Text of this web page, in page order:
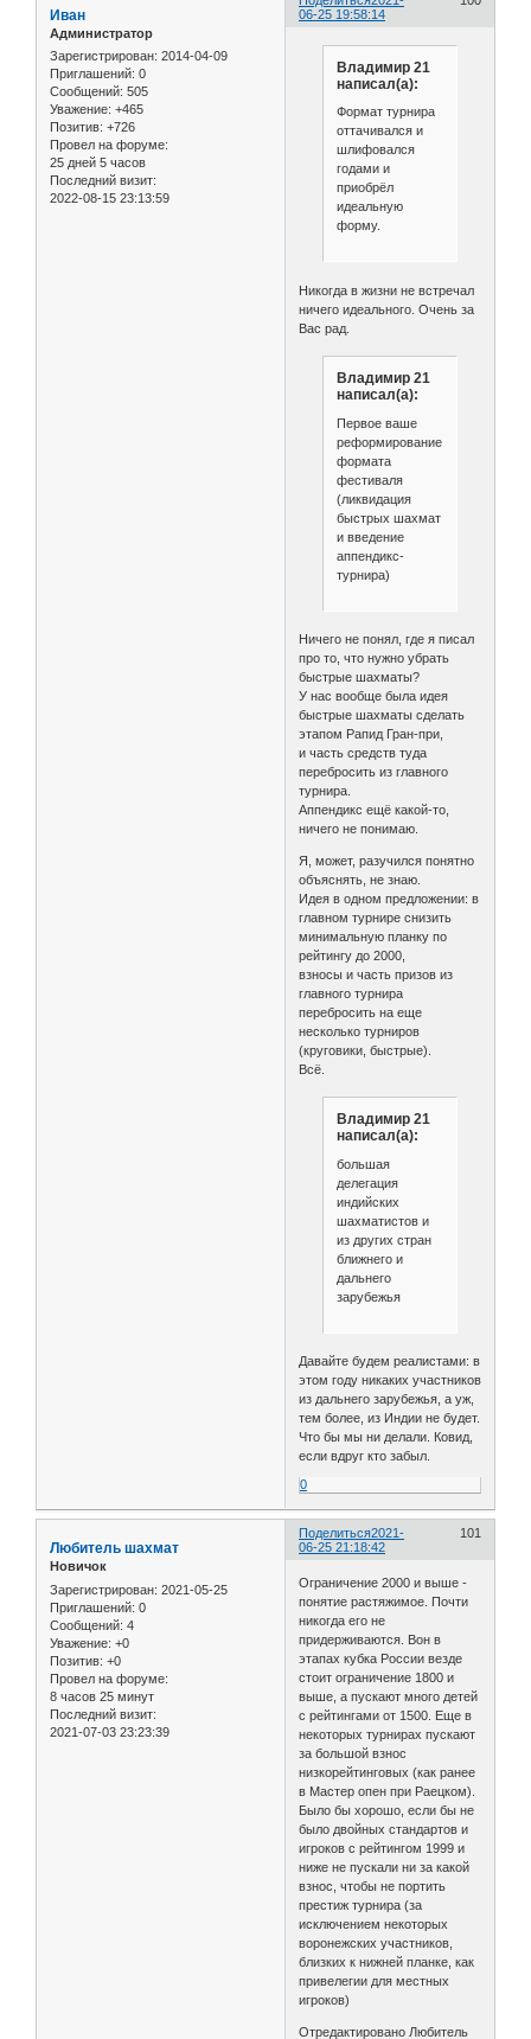
06-25 19:58:14
Иван
Администратор
Зарегистрирован: 2014-04-09
Приглашений: 0
Сообщений: 505
Уважение: +465
Позитив: +726
Провел на форуме:
25 дней 5 часов
Последний визит:
2022-08-15 23:13:59
Владимир 21
написал(а):
Формат турнира
оттачивался и
шлифовался
годами и
приобрёл
идеальную
форму.
Никогда в жизни не встречал
ничего идеального. Очень за
Вас рад.
Владимир 21
написал(а):
Первое ваше
реформирование
формата
фестиваля
(ликвидация
быстрых шахмат
и введение
аппендикс-
турнира)
Ничего не понял, где я писал
про то, что нужно убрать
быстрые шахматы?
У нас вообще была идея
быстрые шахматы сделать
этапом Рапид Гран-при,
и часть средств туда
перебросить из главного
турнира.
Аппендикс ещё какой-то,
ничего не понимаю.
Я, может, разучился понятно
объяснять, не знаю.
Идея в одном предложении: в
главном турнире снизить
минимальную планку по
рейтингу до 2000,
взносы и часть призов из
главного турнира
перебросить на еще
несколько турниров
(круговики, быстрые).
Всё.
Владимир 21
написал(а):
большая
делегация
индийских
шахматистов и
из других стран
ближнего и
дальнего
зарубежья
Давайте будем реалистами: в
этом году никаких участников
из дальнего зарубежья, а уж,
тем более, из Индии не будет.
Что бы мы ни делали. Ковид,
если вдруг кто забыл.
0
Поделиться 101
2021-
06-25 21:18:42
Любитeль шахмат
Новичок
Зарегистрирован: 2021-05-25
Приглашений: 0
Сообщений: 4
Уважение: +0
Позитив: +0
Провел на форуме:
8 часов 25 минут
Последний визит:
2021-07-03 23:23:39
Ограничение 2000 и выше -
понятие растяжимое. Почти
никогда его не
придерживаются. Вон в
этапах кубка России везде
стоит ограничение 1800 и
выше, а пускают много детей
с рейтингами от 1500. Еще в
некоторых турнирах пускают
за большой взнос
низкорейтинговых (как ранее
в Мастер опен при Раецком).
Было бы хорошо, если бы не
было двойных стандартов и
игроков с рейтингом 1999 и
ниже не пускали ни за какой
взнос, чтобы не портить
престиж турнира (за
исключением некоторых
воронежских участников,
близких к нижней планке, как
привелегии для местных
игроков)
Отредактировано Любитeль